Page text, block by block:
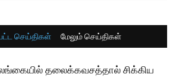
செய்திகள் மேலும் செய்திகள்
தலைக்கவசத்தால் சிக்கிய